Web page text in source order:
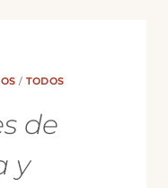
/TODOS
de
y